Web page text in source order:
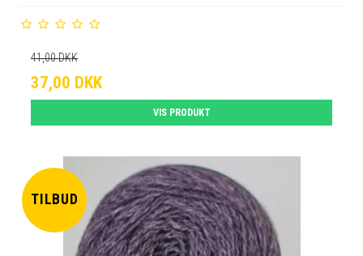
41,00 DKK
37,00 DKK
VIS PRODUKT
TILBUD